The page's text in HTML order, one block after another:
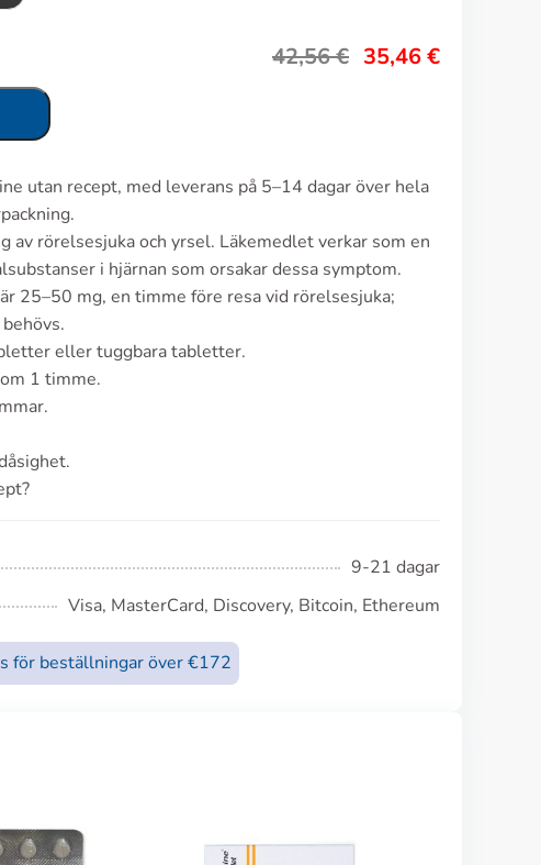
42,56€ 35,46€
utan recept, med leverans på 5–14 dagar över hela
av rörelsesjuka och yrsel. Läkemedlet verkar som en
i hjärnan som orsakar dessa symptom.
25–50 mg, en timme före resa vid rörelsesjuka;
eller tuggbara tabletter.
1 timme.
9-21 dagar
Visa, MasterCard, Discovery, Bitcoin, Ethereum
för beställningar över €172